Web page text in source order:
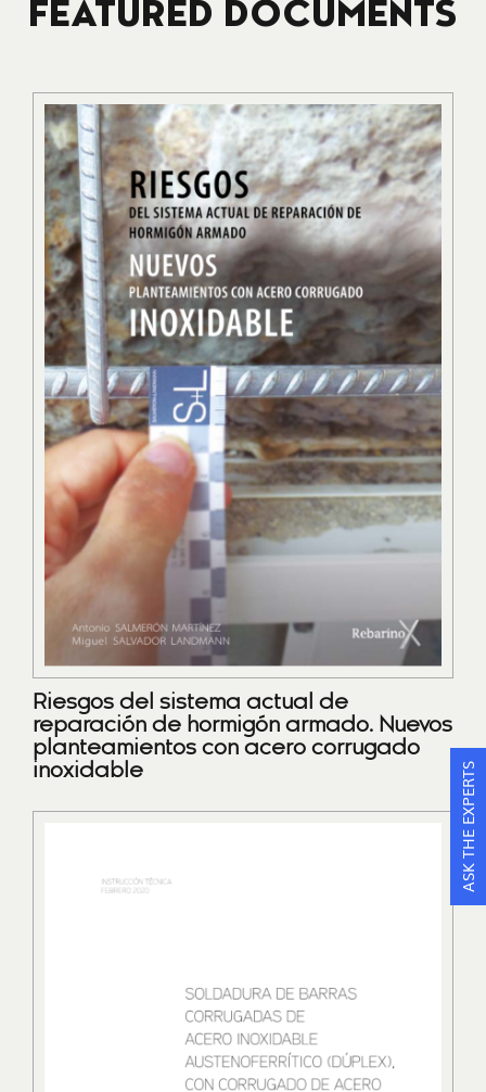
FEATURED DOCUMENTS
Riesgos del sistema actual de
reparación de hormigón armado. Nuevos
planteamientos con acero corrugado
inoxidable
ASK THE EXPERTS